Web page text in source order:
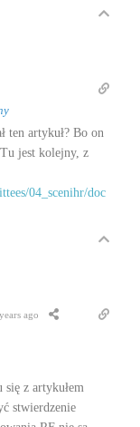
ten artykuł? Bo on
jest kolejny, z
04_scenihr/doc
ago
z artykułem
stwierdzenie